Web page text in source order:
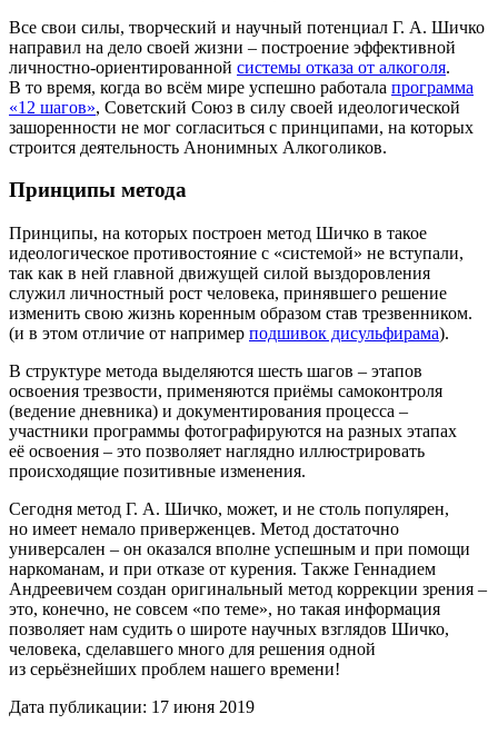
Все свои силы, творческий и научный потенциал Г. А. Шичко
направил на дело своей жизни – построение эффективной
личностно-ориентированной системы отказа от алкоголя.
В то время, когда во всём мире успешно работала программа
«12 шагов», Советский Союз в силу своей идеологической
зашоренности не мог согласиться с принципами, на которых
строится деятельность Анонимных Алкоголиков.
Принципы метода
Принципы, на которых построен метод Шичко в такое
идеологическое противостояние с «системой» не вступали,
так как в ней главной движущей силой выздоровления
служил личностный рост человека, принявшего решение
изменить свою жизнь коренным образом став трезвенником.
(и в этом отличие от например подшивок дисульфирама).
В структуре метода выделяются шесть шагов – этапов
освоения трезвости, применяются приёмы самоконтроля
(ведение дневника) и документирования процесса –
участники программы фотографируются на разных этапах
её освоения – это позволяет наглядно иллюстрировать
происходящие позитивные изменения.
Сегодня метод Г. А. Шичко, может, и не столь популярен,
но имеет немало приверженцев. Метод достаточно
универсален – он оказался вполне успешным и при помощи
наркоманам, и при отказе от курения. Также Геннадием
Андреевичем создан оригинальный метод коррекции зрения –
это, конечно, не совсем «по теме», но такая информация
позволяет нам судить о широте научных взглядов Шичко,
человека, сделавшего много для решения одной
из серьёзнейших проблем нашего времени!
Дата публикации: 17 июня 2019